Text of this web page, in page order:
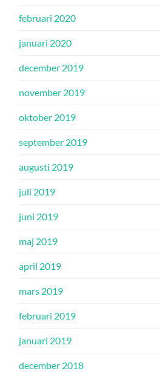
februari 2020
januari 2020
december 2019
november 2019
oktober 2019
september 2019
augusti 2019
juli 2019
juni 2019
maj 2019
april 2019
mars 2019
februari 2019
januari 2019
december 2018